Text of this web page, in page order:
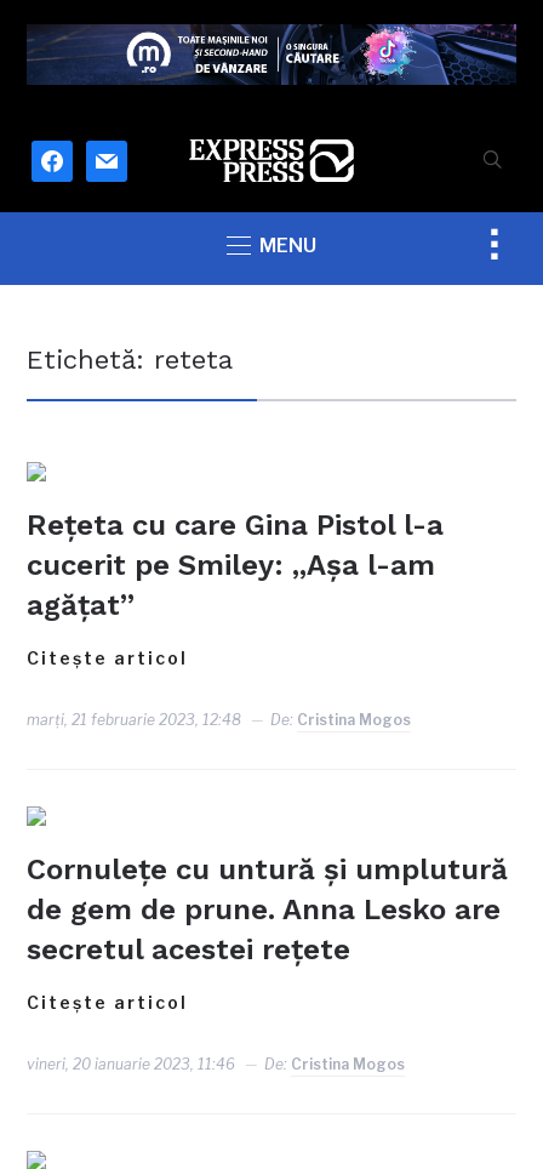
facebook
mail
MENU
Etichetă: reteta
Rețeta cu care Gina Pistol l-a
cucerit pe Smiley: „Așa l-am
agățat”
Citește articol
marți, 21 februarie 2023, 12:48 De: Cristina Mogos
Cornulețe cu untură și umplutură
de gem de prune. Anna Lesko are
secretul acestei rețete
Citește articol
vineri, 20 ianuarie 2023, 11:46 De: Cristina Mogos